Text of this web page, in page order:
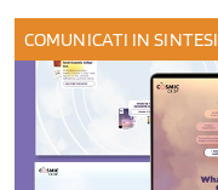
COMUNICATI IN SINTESI